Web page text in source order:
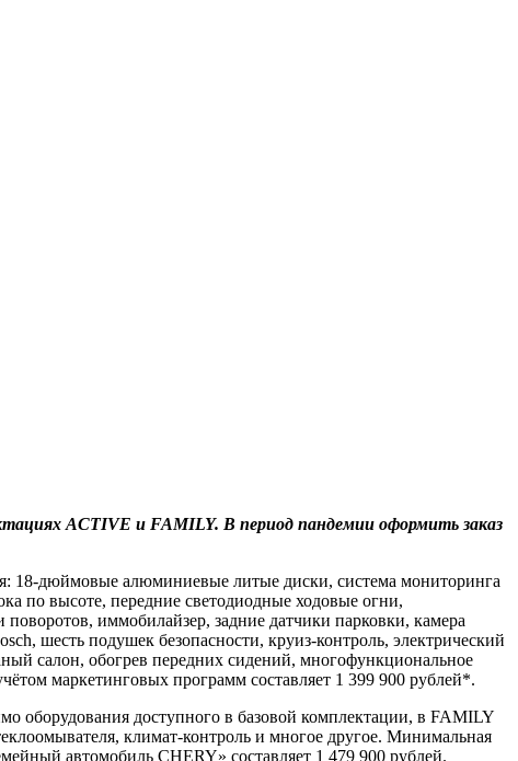
ACTIVE и FAMILY. В период пандемии оформить заказ
18-дюймовые алюминиевые литые диски, система мониторинга
по высоте, передние светодиодные ходовые огни,
иммобилайзер, задние датчики парковки, камера
шесть подушек безопасности, круиз-контроль, электрический
салон, обогрев передних сидений, многофункциональное
маркетинговых программ составляет 1 399 900 рублей*.
оборудования доступного в базовой комплектации, в FAMILY
климат-контроль и многое другое. Минимальная
автомобиль CHERY» составляет 1 479 900 рублей.